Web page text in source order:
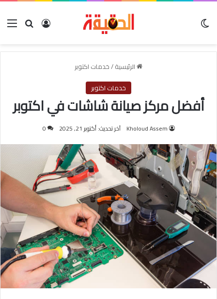
بحث عنتسجيل
الرئيسية/خدمات اكتوبر
خدمات اكتوبر
أفضل مركز صيانة شاشات في اكتوبر
Kholoud Assem آخر تحديث: أكتوبر 21, 2025 0